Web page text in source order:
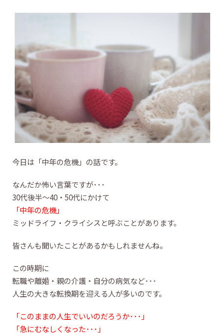
今日は「中年の危機」の話です。
なんだか怖い言葉ですが･･･
30代後半～40・50代にかけて
「中年の危機」
ミッドライフ・クライシスと呼ぶことがあります。
皆さんも聞いたことがあるかもしれませんね。
この時期に
転職や離婚・親の介護・自分の病気など･･･
人生の大きな転換期を迎える人が多いのです。
「このままの人生でいいのだろうか･･･」
「急にむなしくなった･･･」